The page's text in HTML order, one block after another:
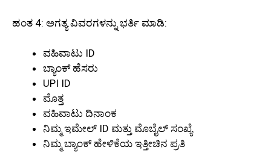
ಹಂತ 4: ಅಗತ್ಯ ವಿವರಗಳನ್ನು ಭರ್ತಿ ಮಾಡಿ:
ವಹಿವಾಟು ID
ಬ್ಯಾಂಕ್ ಹೆಸರು
UPI ID
ಮೊತ್ತ
ವಹಿವಾಟು ದಿನಾಂಕ
ನಿಮ್ಮ ಇಮೇಲ್ ID ಮತ್ತು ಮೊಬೈಲ್ ಸಂಖ್ಯೆ
ನಿಮ್ಮ ಬ್ಯಾಂಕ್ ಹೇಳಿಕೆಯ ಇತ್ತೀಚಿನ ಪ್ರತಿ